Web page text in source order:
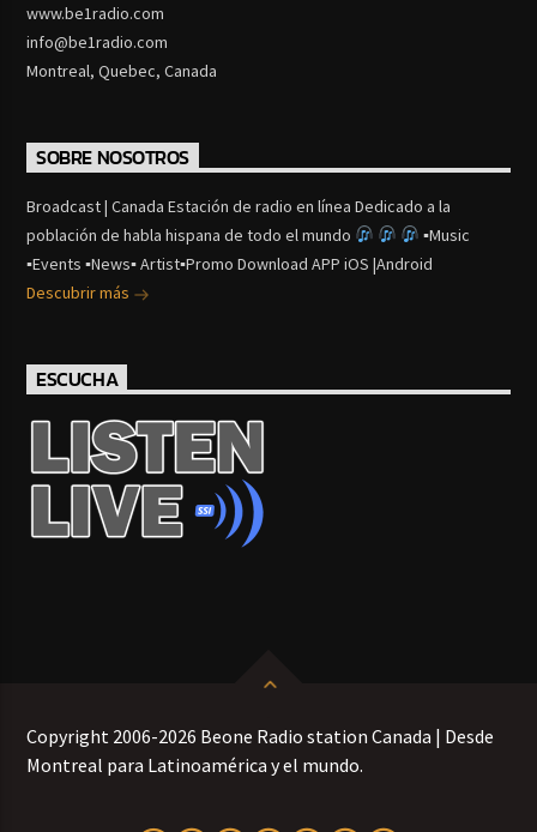
www.be1radio.com
info@be1radio.com
Montreal, Quebec, Canada
SOBRE NOSOTROS
Broadcast | Canada Estación de radio en línea Dedicado a la
población de habla hispana de todo el mundo
▪Music
▪Events ▪News▪ Artist▪Promo Download APP iOS |Android
Descubrir más
ESCUCHA
Copyright 2006-2026 Beone Radio station Canada | Desde
Montreal para Latinoamérica y el mundo.